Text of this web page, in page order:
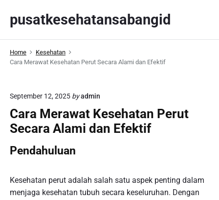
p
pusatkesehatansabangid
Home
Kesehatan
Cara Merawat Kesehatan Perut Secara Alami dan Efektif
September 12, 2025 byadmin
Cara Merawat Kesehatan Perut
Secara Alami dan Efektif
Pendahuluan
Kesehatan perut adalah salah satu aspek penting dalam
menjaga kesehatan tubuh secara keseluruhan. Dengan